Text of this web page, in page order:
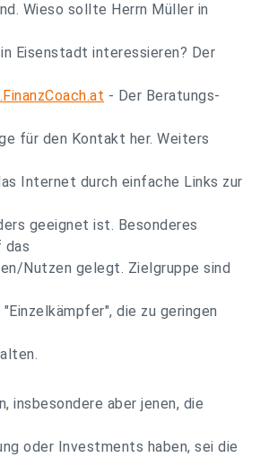
Wieso sollte Herrn Müller in
Eisenstadt interessieren? Der
- Der Beratungs-
für den Kontakt her. Weiters
Internet durch einfache Links zur
geeignet ist. Besonderes
das
Nutzen gelegt. Zielgruppe sind
die zu geringen
insbesondere aber jenen, die
oder Investments haben, sei die